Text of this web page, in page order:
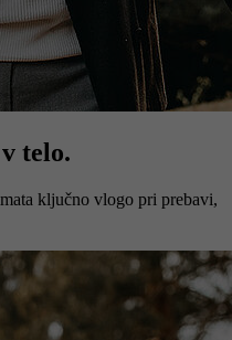
telo.
ključno vlogo pri prebavi,